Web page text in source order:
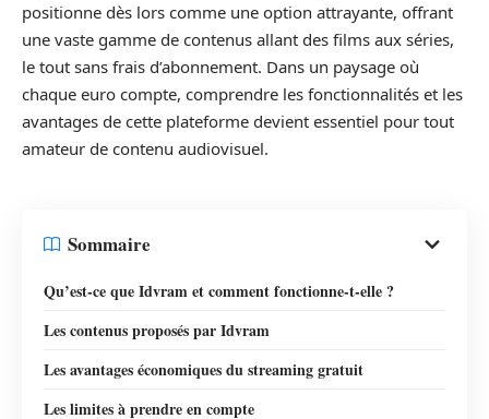
positionne dès lors comme une option attrayante, offrant
une vaste gamme de contenus allant des films aux séries,
le tout sans frais d’abonnement. Dans un paysage où
chaque euro compte, comprendre les fonctionnalités et les
avantages de cette plateforme devient essentiel pour tout
amateur de contenu audiovisuel.
Sommaire
Qu’est-ce que Idvram et comment fonctionne-t-elle ?
Les contenus proposés par Idvram
Les avantages économiques du streaming gratuit
Les limites à prendre en compte